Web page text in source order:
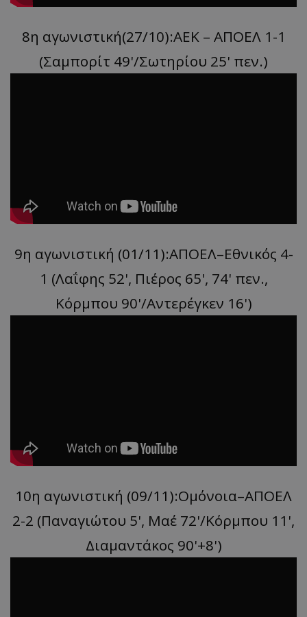
8η αγωνιστική(27/10):ΑΕΚ – ΑΠΟΕΛ 1-1
(Σαμπορίτ 49'/Σωτηρίου 25' πεν.)
9η αγωνιστική (01/11):ΑΠΟΕΛ–Εθνικός 4-
1 (Λαΐφης 52', Πιέρος 65', 74' πεν.,
Κόρμπου 90'/Αντερέγκεν 16')
10η αγωνιστική (09/11):Ομόνοια–ΑΠΟΕΛ
2-2 (Παναγιώτου 5', Μαέ 72'/Kόρμπου 11',
Διαμαντάκος 90'+8')